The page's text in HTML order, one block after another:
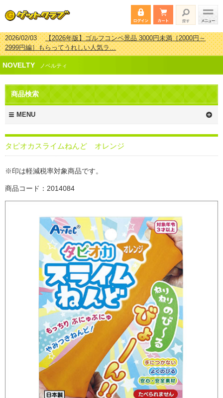
2026/02/03【2026年版】ゴルフコンペ景品 3000円未満［2000円～
2999円編］もらってうれしい人気ラ…
2026/07/15【2026年版】ビンゴゲーム景品おすすめ金額別人気ランキ
ング 更新しました！
2026/04/03【2026年版】ゴルフコンペ景品 3000円未満［2000円～
2999円編］もらってうれしい人気ラ…
2026/02/16
新しました！
NOVELTY ノベルティ
商品検索
MENU
タピオカスライムねんど オレンジ
※印は軽減税率対象商品です。
商品コード：2014084